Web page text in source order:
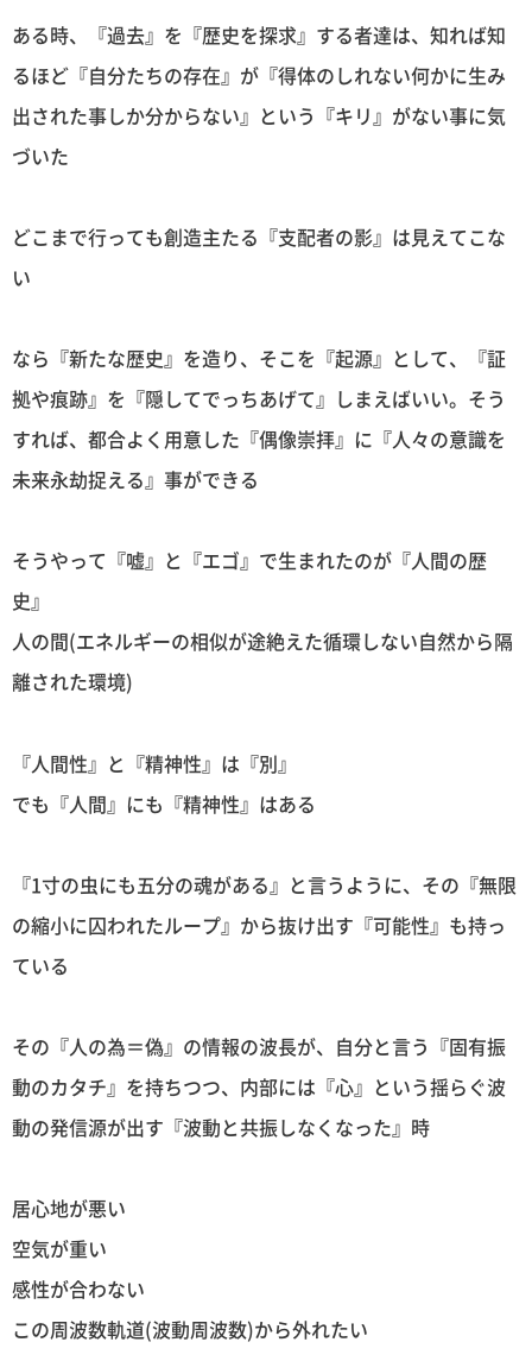
ある時、『過去』を『歴史を探求』する者達は、知れば知
るほど『自分たちの存在』が『得体のしれない何かに生み
出された事しか分からない』という『キリ』がない事に気
づいた
どこまで行っても創造主たる『支配者の影』は見えてこな
い
なら『新たな歴史』を造り、そこを『起源』として、『証
拠や痕跡』を『隠してでっちあげて』しまえばいい。そう
すれば、都合よく用意した『偶像崇拝』に『人々の意識を
未来永劫捉える』事ができる
そうやって『嘘』と『エゴ』で生まれたのが『人間の歴
史』
人の間(エネルギーの相似が途絶えた循環しない自然から隔
離された環境)
『人間性』と『精神性』は『別』
でも『人間』にも『精神性』はある
『1寸の虫にも五分の魂がある』と言うように、その『無限
の縮小に囚われたループ』から抜け出す『可能性』も持っ
ている
その『人の為＝偽』の情報の波長が、自分と言う『固有振
動のカタチ』を持ちつつ、内部には『心』という揺らぐ波
動の発信源が出す『波動と共振しなくなった』時
居心地が悪い
空気が重い
感性が合わない
この周波数軌道(波動周波数)から外れたい